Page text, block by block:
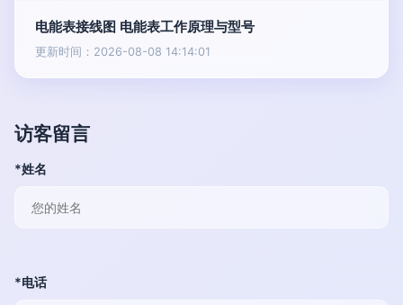
电能表接线图 电能表工作原理与型号
更新时间：2026-08-08 14:14:01
访客留言
*姓名
*电话